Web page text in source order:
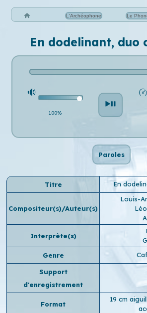
L'Archéophone Le
En dodelinant, duo
100%
Paroles
Titre En
Compositeur(s)/Auteur(s)
Louis-
Interprète(s)
Genre
Support
d'enregistrement
Format
19 cm